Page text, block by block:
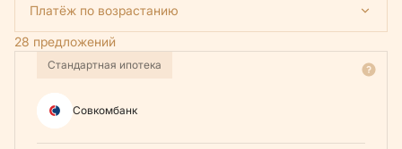
Платёж по возрастанию
28 предложений
Стандартная ипотека
Совкомбанк